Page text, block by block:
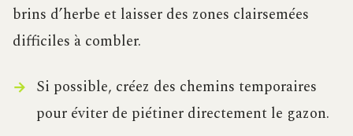
brins d’herbe et laisser des zones clairsemées
difficiles à combler.
Si possible, créez des chemins temporaires
pour éviter de piétiner directement le gazon.